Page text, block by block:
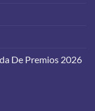
De Premios 2026